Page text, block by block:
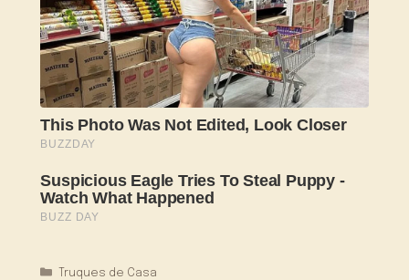
Categorias
Truques de Casa